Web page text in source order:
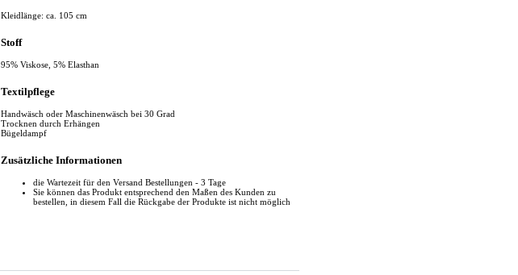
Kleidlänge: ca. 105 cm
Stoff
95% Viskose, 5% Elasthan
Textilpflege
Handwäsch oder Maschinenwäsch bei 30 Grad
Trocknen durch Erhängen
Bügeldampf
Zusätzliche Informationen
die Wartezeit für den Versand Bestellungen - 3 Tage
Sie können das Produkt entsprechend den Maßen des Kunden zu
bestellen, in diesem Fall die Rückgabe der Produkte ist nicht möglich